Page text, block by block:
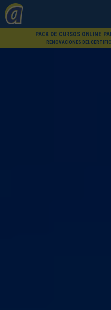
PACK DE CURSOS ONLINE
RENOVACIONES DEL